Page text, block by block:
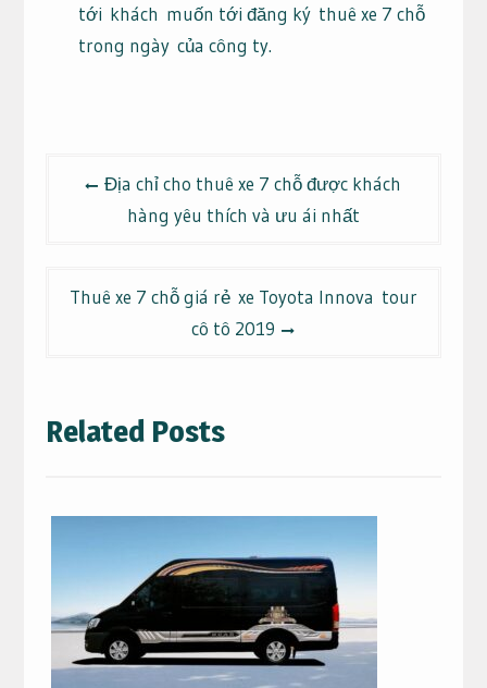
tới khách muốn tới đăng ký thuê xe 7 chỗ
trong ngàycủa công ty.
Địa chỉ cho thuê xe 7 chỗ được khách
hàng yêu thích và ưu ái nhất
Thuê xe 7 chỗ giá rẻ xe Toyota Innova tour
cô tô 2019
Related Posts